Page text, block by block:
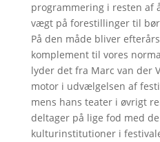
programmering i resten af
vægt på forestillinger til
På den måde bliver
komplement til vores
lyder det fra Marc van der
motor i udvælgelsen af
mens hans teater i øvrigt
deltager på lige fod med
kulturinstitutioner i